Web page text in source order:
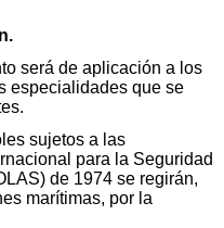
será de aplicación a los
especialidades que se
sujetos a las
para la Seguridad
de 1974 se regirán,
marítimas, por la